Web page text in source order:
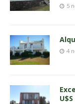
5
4